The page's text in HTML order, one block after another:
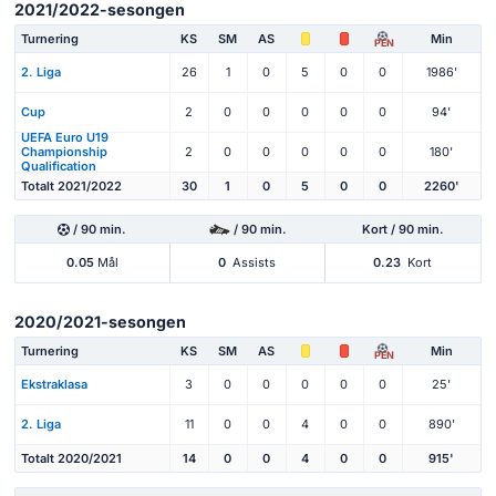
2021/2022-sesongen
Turnering KS SM AS PEN Min
2. Liga 26 1 0 5 0 0 1986'
Cup 2 0 0 0 0 0
94'
UEFA Euro U19
Championship
Qualification
2 0 0 0 0 0 180'
Totalt 2021/2022 30 1 0 5 0 0 2260'
/ 90 min. / 90 min. Kort / 90 min.
0.05Mål 0 Assists 0.23 Kort
2020/2021-sesongen
Turnering KS SM AS PEN Min
Ekstraklasa 3 0 0 0 0 0 25'
2. Liga 11 0 0 4 0 0 890'
Totalt 2020/2021 14 0 0 4 0 0 915'